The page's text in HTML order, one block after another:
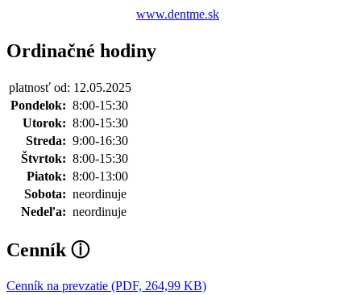
www.dentme.sk
Ordinačné hodiny
platnosť od: 12.05.2025
Pondelok: 8:00-15:30
Utorok: 8:00-15:30
Streda: 9:00-16:30
Štvrtok: 8:00-15:30
Piatok: 8:00-13:00
Sobota: neordinuje
Nedeľa: neordinuje
Cenník ⓘ
Cenník na prevzatie (PDF, 264,99 KB)